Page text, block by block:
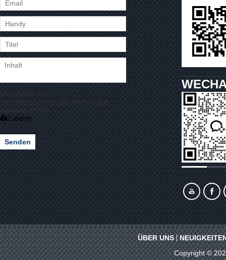
Unterstützt nur
.rar/.zip/.jpg/.png/.gif/.doc/.xls/.pdf,
maximal 20 MB
Zubehör
Senden
ÜBER UNS
Copyright ©